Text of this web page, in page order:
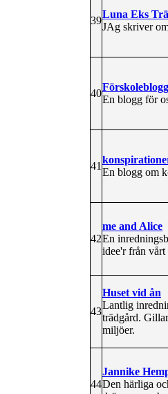
39
Luna Eks
JAg skriver
40
En blogg för
41
En blogg om
42
me and Alice
En
idee'r från
43
Huset vid ån
Lantlig
trädgård.
miljöer.
44
Jannike
Den härliga